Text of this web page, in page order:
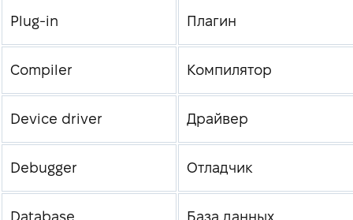
Plug-in Плагин
Compiler Компилятор
Device driver Драйвер
Debugger Отладчик
Database База данных